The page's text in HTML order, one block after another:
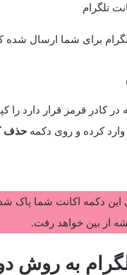
برای شما ارسال شده که
در کادر قرمز قرار دارد
کرده و روی دکمه حذف
این دکمه اکانت شما پاک
از بین خواهد رفت.
به روش